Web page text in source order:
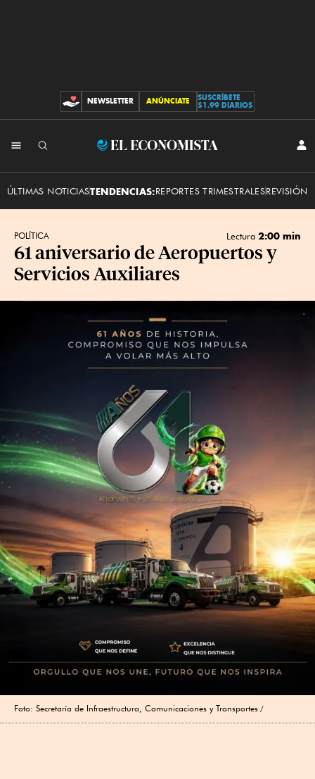
CONTRIBUCIONES
NEWSLETTER ANÚNCIATE
SUSCRÍBETE
$1.99 DIARIOS
El
ÚLTIMAS NOTICIASTENDENCIAS:REPORTES TRIMESTRALESREVISIÓN
POLÍTICA Lectura 2:00 min
61 aniversario de Aeropuertos y
Servicios Auxiliares
Foto: Secretaría de Infraestructura, Comunicaciones y Transportes